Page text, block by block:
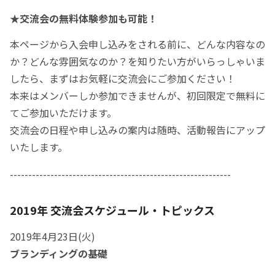
★交流会の無料体験参加も可能！
本ページから入会申し込みをされる前に、どんな内容なの
か？どんな雰囲気なのか？を知りたい方がいらっしゃいま
したら、まずはお気軽に交流会にご参加ください！
本来はメンバーしか参加できませんが、初回限定で無料に
てご参加いただけます。
交流会の日程や申し込みの案内は随時、活動報告にアップ
いたします。
------------------------------------------------------------
2019年 交流会スケジュール・トピックス
2019年4月23日(火)
ブランディングの基礎